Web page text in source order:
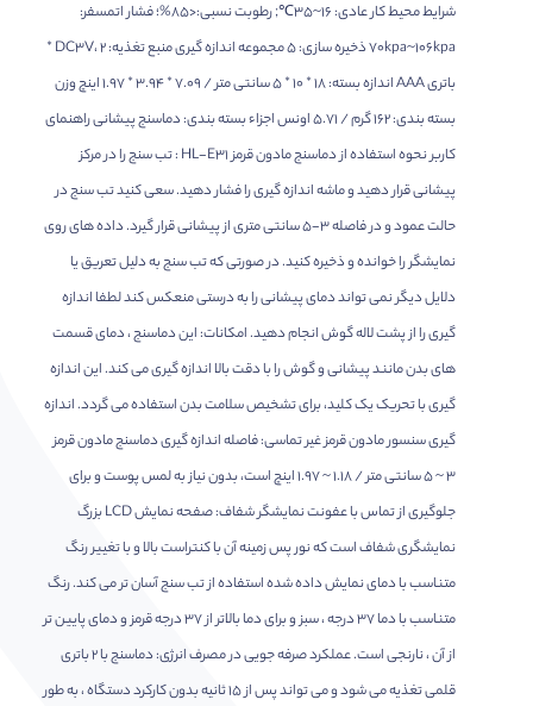
شرایط محیط کار عادی: 16~35℃; رطوبت نسبی:<85%؛ فشار اتمسفر:
70kpa~106kpa ذخیره سازی: 5 مجموعه اندازه گیری منبع تغذیه: DC3V، 2 *
باتری AAA اندازه بسته: 18 * 10 * 5 سانتی متر / 7.09 * 3.94 * 1.97 اینچ وزن
بسته بندی: 162 گرم / 5.71 اونس اجزاء بسته بندی: دماسنج پیشانی راهنمای
کاربر نحوه استفاده از دماسنج مادون قرمز HL-E31 : تب سنج را در مرکز
پیشانی قرار دهید و ماشه اندازه گیری را فشار دهید. سعی کنید تب سنج در
حالت عمود و در فاصله 3-5 سانتی متری از پیشانی قرار گیرد. داده های روی
نمایشگر را خوانده و ذخیره کنید. در صورتی که تب سنج به دلیل تعریق یا
دلایل دیگر نمی تواند دمای پیشانی را به درستی منعکس کند لطفا اندازه
گیری را از پشت لاله گوش انجام دهید. امکانات: این دماسنج ، دمای قسمت
های بدن مانند پیشانی و گوش را با دقت بالا اندازه گیری می کند. این اندازه
گیری با تحریک یک کلید، برای تشخیص سلامت بدن استفاده می گردد. اندازه
گیری سنسور مادون قرمز غیر تماسی: فاصله اندازه گیری دماسنج مادون قرمز
3 ~ 5 سانتی متر / 1.18 ~ 1.97 اینچ است، بدون نیاز به لمس پوست و برای
جلوگیری از تماس با عفونت نمایشگر شفاف: صفحه نمایش LCD بزرگ
نمایشگری شفاف است که نور پس زمینه آن با کنتراست بالا و با تغییر رنگ
متناسب با دمای نمایش داده شده استفاده از تب سنج آسان تر می کند. رنگ
متناسب با دما 37 درجه ، سبز و برای دما بالاتر از 37 درجه قرمز و دمای پایین تر
از آن ، نارنجی است. عملکرد صرفه جویی در مصرف انرژی: دماسنج با 2 باتری
قلمی تغذیه می شود و می تواند پس از 15 ثانیه بدون کارکرد دستگاه ، به طور